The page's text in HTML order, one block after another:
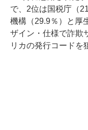
で、2位は国税庁（
機構（29.9％）と厚
ザイン・仕様で詐欺
リカの発行コードを